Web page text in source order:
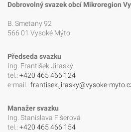
Dobrovolný svazek obcí Mikroregion
B. Smetany 92
566 01 Vysoké Mýto
Předseda svazku
Ing. František Jiraský
tel.: +420 465 466 124
e-mail.: frantisek.jirasky@vysoke-
Manažer svazku
Ing. Stanislava Fišerová
tel.: +420 465 466 154